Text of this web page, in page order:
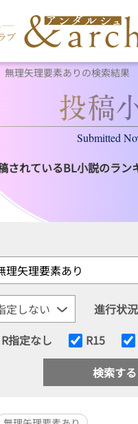
無理矢理要素ありの検索結果
Submitted
されているBL小説のラン
進行状況
R指定なし R15